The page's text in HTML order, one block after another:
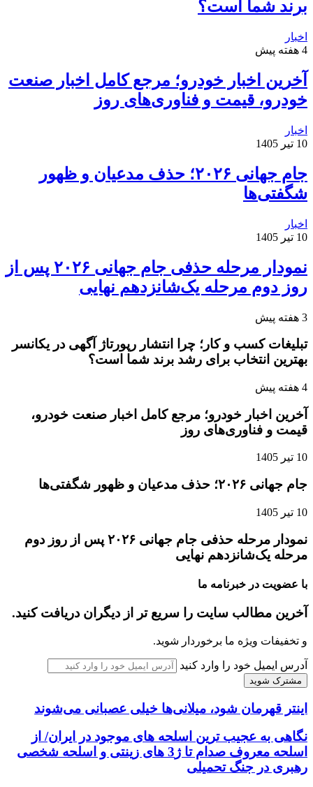
برند شما است؟
اخبار
4 هفته پیش
آخرین اخبار خودرو؛ مرجع کامل اخبار صنعت
خودرو، قیمت و فناوری‌های روز
اخبار
10 تیر 1405
جام جهانی ۲۰۲۶؛ حذف مدعیان و ظهور
شگفتی‌ها
اخبار
10 تیر 1405
نمودار مرحله حذفی جام جهانی ۲۰۲۶ پس از
روز دوم مرحله یک‌شانزدهم نهایی
3 هفته پیش
تبلیغات کسب و کار؛ چرا انتشار رپورتاژ آگهی در یکانسر
بهترین انتخاب برای رشد برند شما است؟
4 هفته پیش
آخرین اخبار خودرو؛ مرجع کامل اخبار صنعت خودرو،
قیمت و فناوری‌های روز
10 تیر 1405
جام جهانی ۲۰۲۶؛ حذف مدعیان و ظهور شگفتی‌ها
10 تیر 1405
نمودار مرحله حذفی جام جهانی ۲۰۲۶ پس از روز دوم
مرحله یک‌شانزدهم نهایی
با عضویت در خبرنامه ما
آخرین مطالب سایت را سریع تر از دیگران دریافت کنید.
و تخفیفات ویژه ما برخوردار شوید.
آدرس ایمیل خود را وارد کنید
اینتر قهرمان شود، میلانی‌ها خیلی عصبانی می‌شوند
نگاهی به عجیب ترین اسلحه های موجود در ایران/ از
اسلحه معروف صدام تا ژ3 های زینتی و اسلحه شخصی
رهبری در جنگ تحمیلی